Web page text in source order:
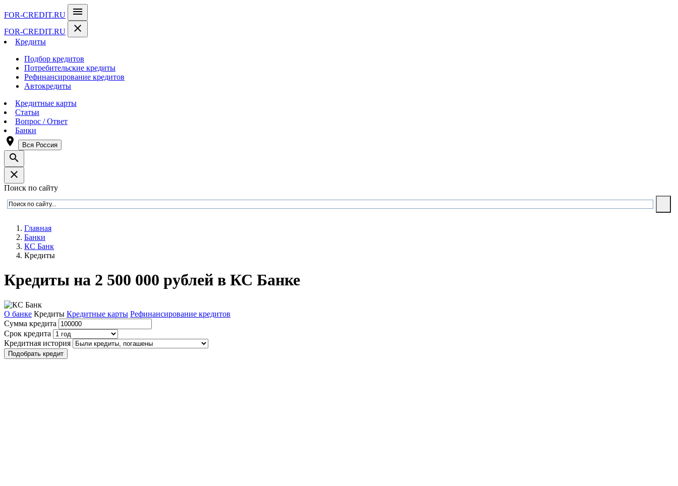
FOR-CREDIT.RU menu
FOR-CREDIT.RU close
Кредиты
Подбор кредитов
Потребительские кредиты
Рефинансирование кредитов
Автокредиты
Кредитные карты
Статьи
Вопрос / Ответ
Банки
room Вся Россия
search
close
Поиск по сайту
Главная
Банки
КС Банк
Кредиты
Кредиты на 2 500 000 рублей в КС Банке
О банке Кредиты Кредитные карты Рефинансирование кредитов
Сумма кредита
Срок кредита
Кредитная история
Подобрать кредит